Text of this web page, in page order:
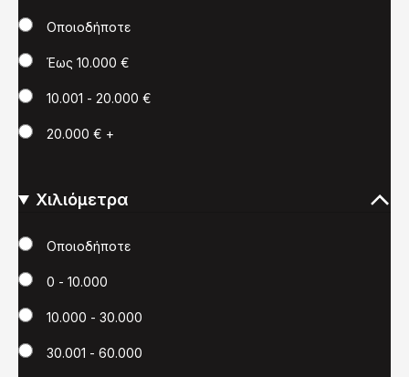
ΤιμήΟποιοδήποτε
Έως 10.000 €
10.001 - 20.000 €
20.000 € +
Χιλιόμετρα
Χιλιόμετρα
Οποιοδήποτε
0 - 10.000
10.000 - 30.000
30.001 - 60.000